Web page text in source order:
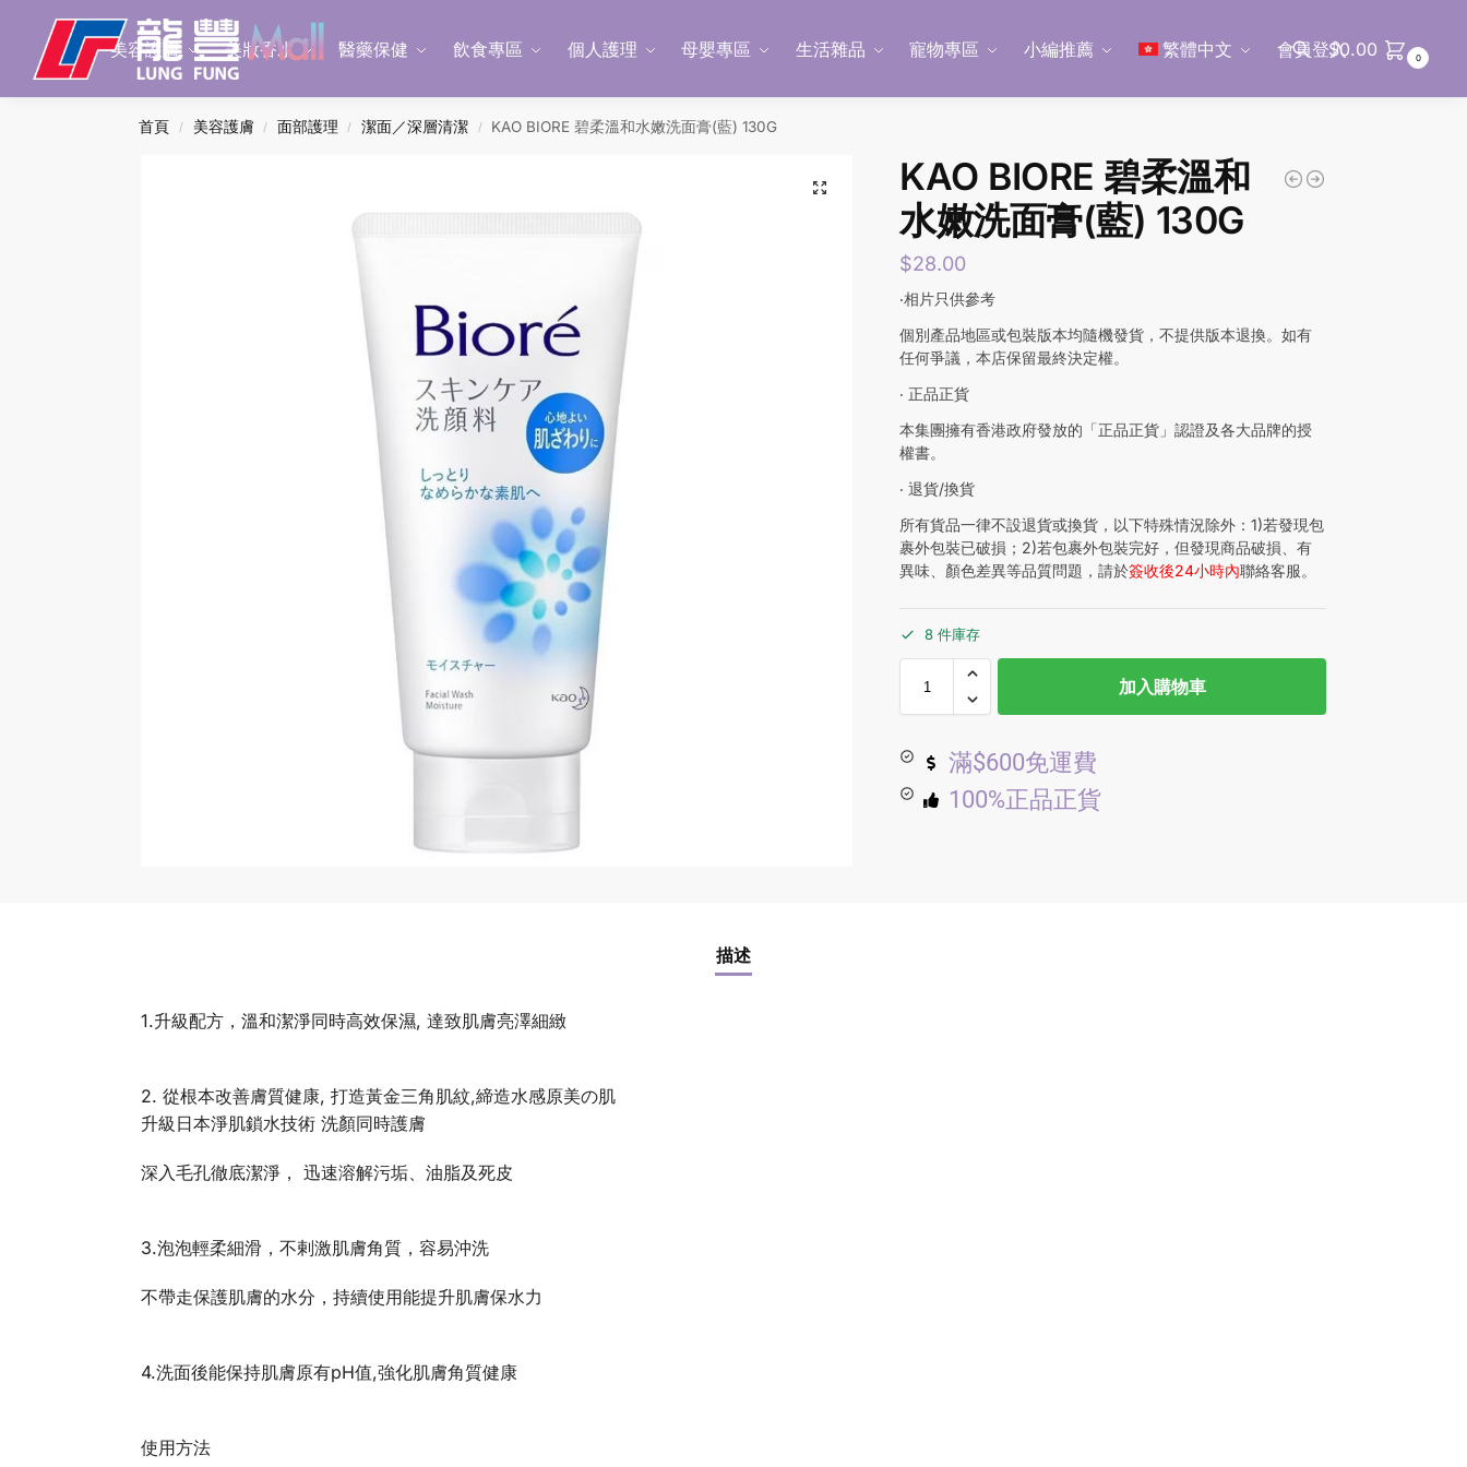
美容護膚 美妝香水 醫藥保健 飲食專區 個人護理 母嬰專區 生活雜品 寵物專區 小編推薦 繁體中文 會員登入
Search
$0.00 0
首頁 / 美容護膚 / 面部護理 / 潔面／深層清潔 / KAO BIORE 碧柔溫和水嫩洗面膏(藍) 130G
KAO BIORE 碧柔溫和
水嫩洗面膏(藍) 130G
$28.00
‧相片只供參考
個別產品地區或包裝版本均隨機發貨，不提供版本退換。如有
任何爭議，本店保留最終決定權。
‧ 正品正貨
本集團擁有香港政府發放的「正品正貨」認證及各大品牌的授
權書。
‧ 退貨/換貨
所有貨品一律不設退貨或換貨，以下特殊情況除外：1)若發現包
裹外包裝已破損；2)若包裹外包裝完好，但發現商品破損、有
異味、顏色差異等品質問題，請於簽收後24小時內聯絡客服。
8 件庫存
加入購物車
滿$600免運費
100%正品正貨
描述
1.升級配方，溫和潔淨同時高效保濕, 達致肌膚亮澤細緻
2. 從根本改善膚質健康, 打造黃金三角肌紋,締造水感原美の肌
升級日本淨肌鎖水技術 洗顏同時護膚
深入毛孔徹底潔淨， 迅速溶解污垢、油脂及死皮
3.泡泡輕柔細滑，不剌激肌膚角質，容易沖洗
不帶走保護肌膚的水分，持續使用能提升肌膚保水力
4.洗面後能保持肌膚原有pH值,強化肌膚角質健康
使用方法